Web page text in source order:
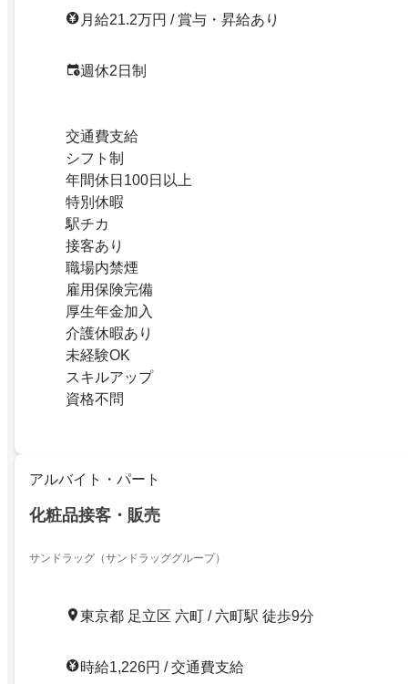
月給21.2万円 / 賞与・昇給あり
週休2日制
交通費支給
シフト制
年間休日100日以上
特別休暇
駅チカ
接客あり
職場内禁煙
雇用保険完備
厚生年金加入
介護休暇あり
未経験OK
スキルアップ
資格不問
アルバイト・パート
化粧品接客・販売
サンドラッグ（サンドラッググループ）
東京都 足立区 六町 / 六町駅 徒歩9分
時給1,226円 / 交通費支給